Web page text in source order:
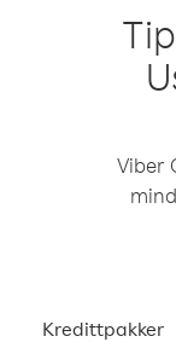
Viber
Kredittpakker